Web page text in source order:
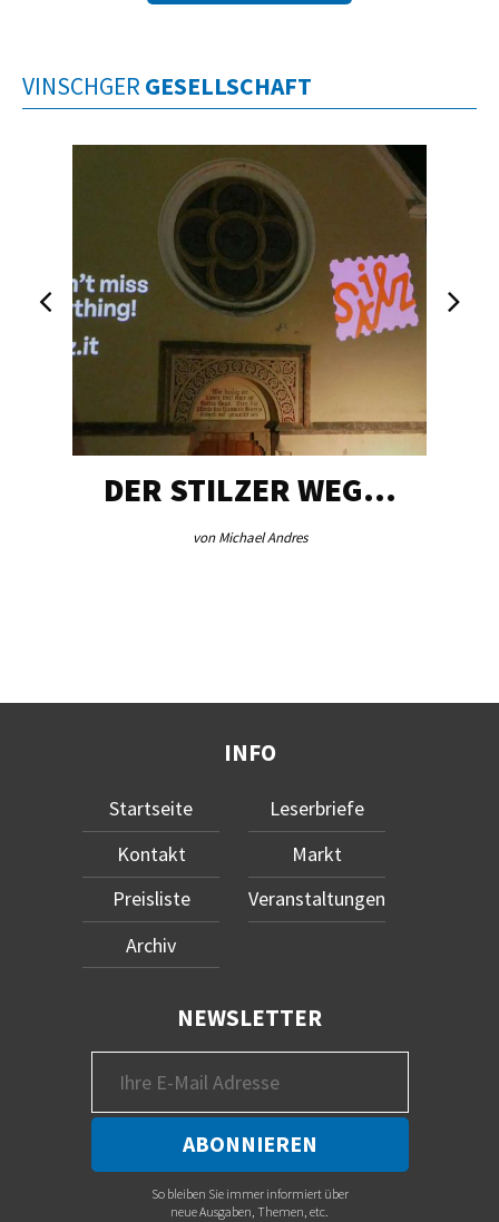
VINSCHGER GESELLSCHAFT
DER STILZER WEG…
von Michael Andres
INFO
Startseite
Kontakt
Preisliste
Archiv
Leserbriefe
Markt
Veranstaltungen
NEWSLETTER
So bleiben Sie immer informiert über
neue Ausgaben, Themen, etc.